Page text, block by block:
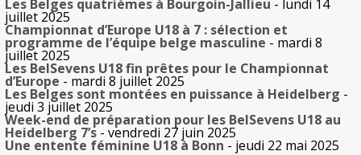
Les Belges quatrièmes à Bourgoin-Jallieu - lundi 14
juillet 2025
Championnat d’Europe U18 à 7 : sélection et
programme de l’équipe belge masculine - mardi 8
juillet 2025
Les BelSevens U18 fin prêtes pour le Championnat
d’Europe - mardi 8 juillet 2025
Les Belges sont montées en puissance à Heidelberg -
jeudi 3 juillet 2025
Week-end de préparation pour les BelSevens U18 au
Heidelberg 7’s - vendredi 27 juin 2025
Une entente féminine U18 à Bonn - jeudi 22 mai 2025